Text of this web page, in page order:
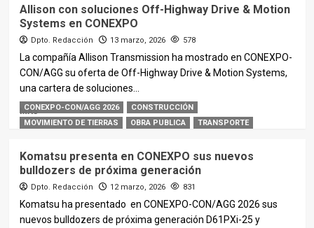
Allison con soluciones Off-Highway Drive & Motion
Systems en CONEXPO
Dpto. Redacción 13 marzo, 2026 578
La compañía Allison Transmission ha mostrado en CONEXPO-
CON/AGG su oferta de Off-Highway Drive & Motion Systems,
una cartera de soluciones...
MÁS
CONEXPO-CON/AGG 2026
CONSTRUCCIÓN
MOVIMIENTO DE TIERRAS
OBRA PUBLICA TRANSPORTE
Komatsu presenta en CONEXPO sus nuevos
bulldozers de próxima generación
Dpto. Redacción 12 marzo, 2026 831
Komatsu ha presentado en CONEXPO-CON/AGG 2026 sus
nuevos bulldozers de próxima generación D61PXi-25 y